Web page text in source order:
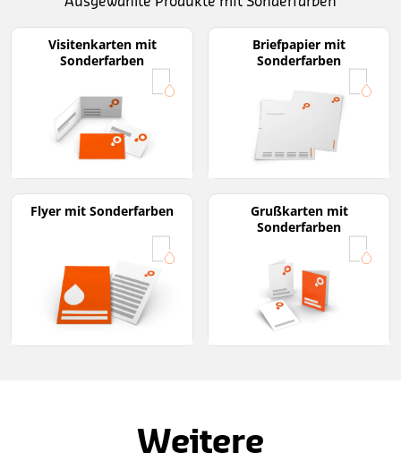
Visitenkarten mit
Sonderfarben
Briefpapier mit
Sonderfarben
Flyer mit Sonderfarben
Grußkarten mit
Sonderfarben
Weitere